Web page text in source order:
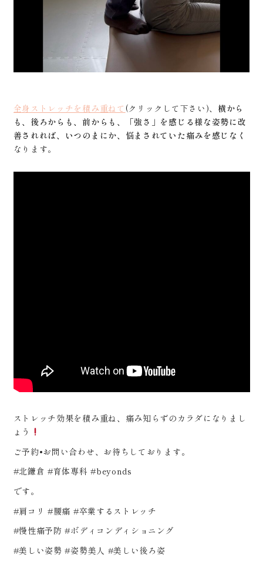
全身ストレッチを積み重ねて (クリックして下さい)、 横から
も、後ろからも、前からも、「強さ」を感じる様な姿勢に改
善されれば、いつのまにか、悩まされていた痛みを感じなく
なります。
ストレッチ効果を積み重ね、痛み知らずのカラダになりまし
ょう
ご予約•お問い合わせ、お待ちしております。
#北鎌倉 #育体専科 #beyonds
です。
#肩コリ #腰痛 #卒業するストレッチ
#慢性痛予防 #ボディコンディショニング
#美しい姿勢 #姿勢美人 #美しい後ろ姿